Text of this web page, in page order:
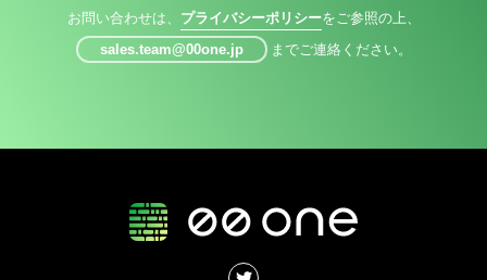
お問い合わせは、 プライバシーポリシーをご参照の上、
sales.team@00one.jp
までご連絡ください。